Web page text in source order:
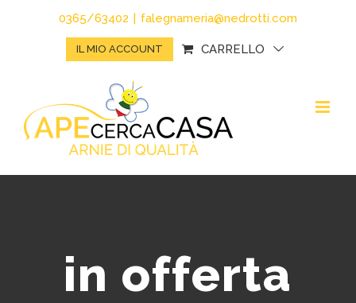
0365/63402 | falegnameria@nedrotti.com
IL MIO ACCOUNT CARRELLO
in offerta